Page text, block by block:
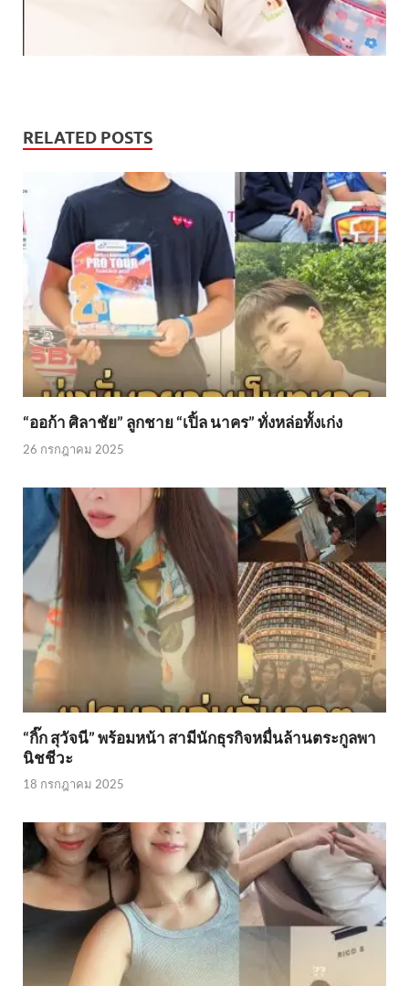
RELATED POSTS
“ออก้า ศิลาชัย” ลูกชาย “เปิ้ล นาคร” ทั่งหล่อทั้งเก่ง
26 กรกฎาคม 2025
“กิ๊ก สุวัจนี” พร้อมหน้า สามีนักธุรกิจหมื่นล้านตระกูลพา
นิชชีวะ
18 กรกฎาคม 2025